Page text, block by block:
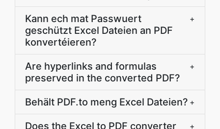
Kann ech mat Passwuert
geschützt Excel Dateien an PDF
konvertéieren?
+
Are hyperlinks and formulas
preserved in the converted PDF?
+
Behält PDF.to meng Excel Dateien? +
Does the Excel to PDF converter
+